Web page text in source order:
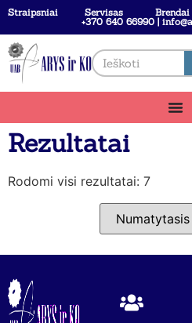
Straipsniai Servisas
Brendai
+370 640 66990 |
Rezultatai
Rodomi visi rezultatai: 7